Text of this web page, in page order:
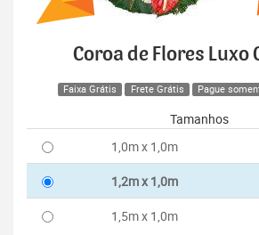
Coroa de Flores Luxo
Faixa Grátis Frete Grátis Pague
Tamanhos
1,0m x 1,0m
1,2m x 1,0m
1,5m x 1,0m